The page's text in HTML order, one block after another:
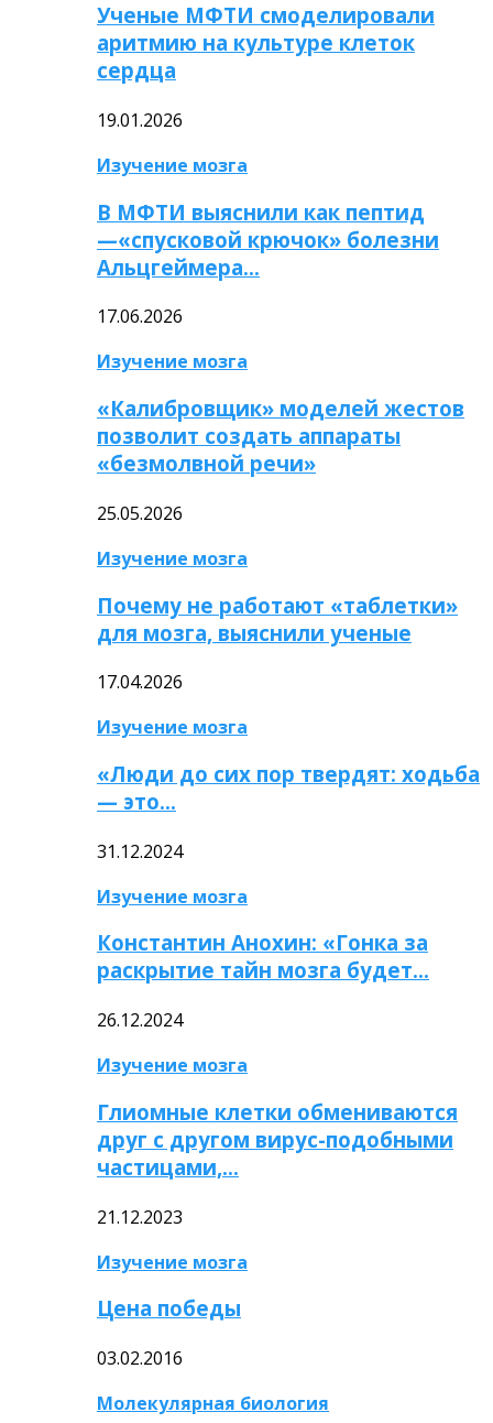
Ученые МФТИ смоделировали
аритмию на культуре клеток
сердца
19.01.2026
Изучение мозга
В МФТИ выяснили как пептид
—«спусковой крючок» болезни
Альцгеймера…
17.06.2026
Изучение мозга
«Калибровщик» моделей жестов
позволит создать аппараты
«безмолвной речи»
25.05.2026
Изучение мозга
Почему не работают «таблетки»
для мозга, выяснили ученые
17.04.2026
Изучение мозга
«Люди до сих пор твердят: ходьба
— это…
31.12.2024
Изучение мозга
Константин Анохин: «Гонка за
раскрытие тайн мозга будет…
26.12.2024
Изучение мозга
Глиомные клетки обмениваются
друг с другом вирус-подобными
частицами,…
21.12.2023
Изучение мозга
Цена победы
03.02.2016
Молекулярная биология